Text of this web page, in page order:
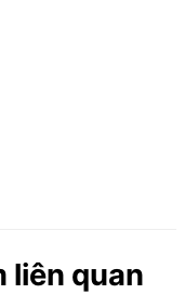
liên quan